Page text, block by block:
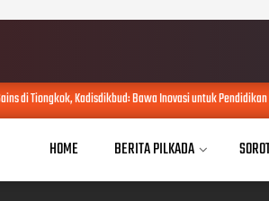
di Tiongkok, Kadisdikbud: Bawa Inovasi untuk Pendidikan
HOME BERITA PILKADA